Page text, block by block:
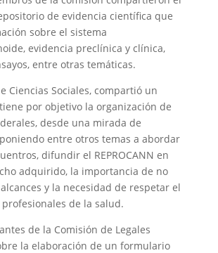
de evidencia científica que
sobre el sistema
evidencia preclínica y clínica,
entre otras temáticas.
Ciencias Sociales, compartió un
por objetivo la organización de
desde una mirada de
entre otros temas a abordar
difundir el REPROCANN en
adquirido, la importancia de no
y la necesidad de respetar el
de la salud.
de la Comisión de Legales
la elaboración de un formulario